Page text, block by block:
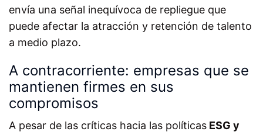
envía una señal inequívoca de repliegue que
puede afectar la atracción y retención de talento
a medio plazo.
A contracorriente: empresas que se
mantienen firmes en sus
compromisos
A pesar de las críticas hacia las políticas ESG y